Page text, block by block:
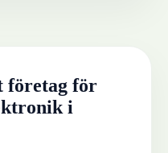
företag för
i